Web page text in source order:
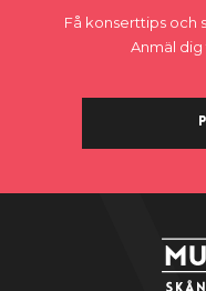
Få konserttips och
Anmäl dig